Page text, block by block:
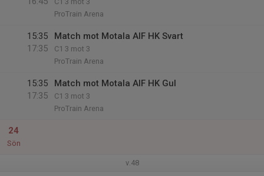
ProTrain Arena
15:35
17:35
Match mot Motala AIF HK Svart
C1 3 mot 3
ProTrain Arena
15:35
17:35
Match mot Motala AIF HK Gul
C1 3 mot 3
ProTrain Arena
24
Sön
v.48